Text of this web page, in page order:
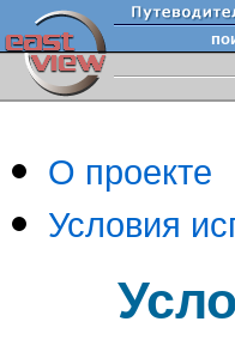
О проекте
Условия